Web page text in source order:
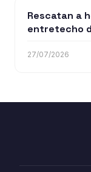
Rescatan a
entretecho
27/07/2026